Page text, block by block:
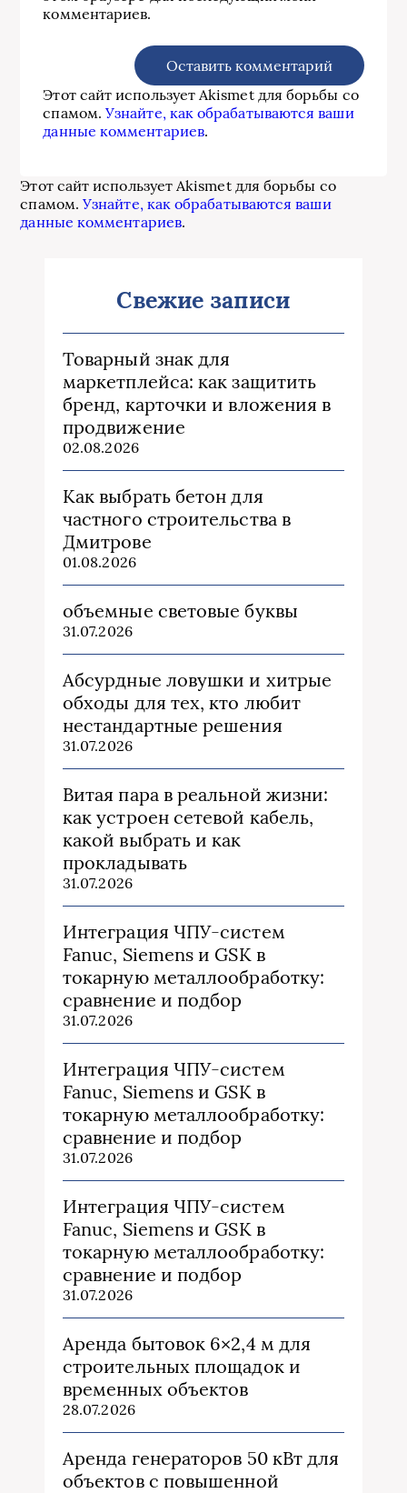
комментариев.
Этот сайт использует Akismet для борьбы со
спамом.Узнайте, как обрабатываются ваши
данные комментариев.
Этот сайт использует Akismet для борьбы со
спамом.Узнайте, как обрабатываются ваши
данные комментариев.
Свежие записи
Товарный знак для
маркетплейса: как защитить
бренд, карточки и вложения в
продвижение
02.08.2026
Как выбрать бетон для
частного строительства в
Дмитрове
01.08.2026
объемные световые буквы
31.07.2026
Абсурдные ловушки и хитрые
обходы для тех, кто любит
нестандартные решения
31.07.2026
Витая пара в реальной жизни:
как устроен сетевой кабель,
какой выбрать и как
прокладывать
31.07.2026
Интеграция ЧПУ-систем
Fanuc, Siemens и GSK в
токарную металлообработку:
сравнение и подбор
31.07.2026
Интеграция ЧПУ-систем
Fanuc, Siemens и GSK в
токарную металлообработку:
сравнение и подбор
31.07.2026
Интеграция ЧПУ-систем
Fanuc, Siemens и GSK в
токарную металлообработку:
сравнение и подбор
31.07.2026
Аренда бытовок 6×2,4 м для
строительных площадок и
временных объектов
28.07.2026
Аренда генераторов 50 кВт для
объектов с повышенной